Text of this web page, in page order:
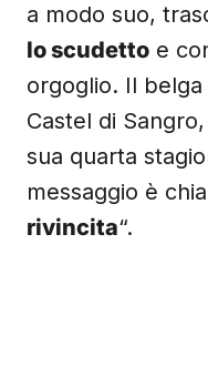
a modo suo,
lo scudetto e
orgoglio. Il
Castel di
sua quarta
messaggio è
rivincita“.